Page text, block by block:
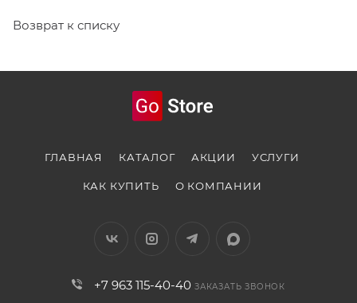
Возврат к списку
ГЛАВНАЯ КАТАЛОГ АКЦИИ УСЛУГИ
КАК КУПИТЬ О КОМПАНИИ
+7 963 115-40-40 ЗАКАЗАТЬ ЗВОНОК